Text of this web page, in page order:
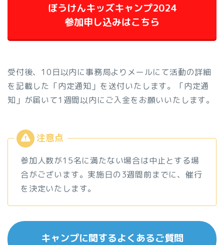
ぼうけんキッズキャンプ2024
参加申し込みはこちら
受付後、10日以内に事務局よりメールにて活動の詳細
を記載した「内定通知」を送付いたします。「内定通
知」が届いて1週間以内にご入金をお願いいたします。
参加人数が15名に満たない場合は中止とする場
合がございます。実施日の3週間前までに、催行
を決定いたします。
キャンプに関するよくあるご質問